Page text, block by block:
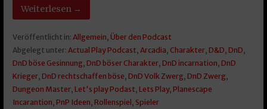
Weiterlesen →
Veröffentlicht in: Allgemein Über den Podcast
Abgelegt unter: Actual Play Podcast Arcadia Charakter, D&D DnD
DnD böse Gesinnung DnD böser Charakter, DnD incarnation DnD
Krieger, DnD rechtschaffen böse DnD Volk Zwerg DnD Zwerg
Dungeon Master, Let's play Podast Lets Play, Planescape
Incarantion PnP Ideen Rollenspiel Spieler